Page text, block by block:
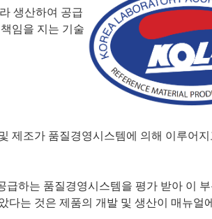
생산하여 공급
임을 지는 기술
제조가 품질경영시스템에 의해 이루어
급하는 품질경영시스템을 평가 받아 이 부
다는 것은 제품의 개발 및 생산이 매뉴얼